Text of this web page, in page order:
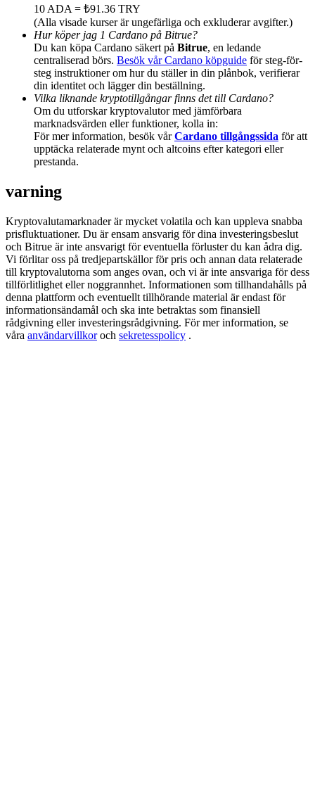
Share 500000 CASHCAT prize pool
Exclusive for BitMart Users
Register & Trade to Win 500,000 USDT
Precious Metals Trading Carnival
Trade Gold & Silver · 33,333 USDT Bonus
USDT New User Exclusive 10% APR
USDT Flexible Staking | Daily Rewards
New Listing Futures Fest
10 ADA = ₺91.36 TRY
(Alla visade kurser är ungefärliga och exkluderar avgifter.)
Hur köper jag 1 Cardano på Bitrue?
Du kan köpa Cardano säkert på Bitrue, en ledande
centraliserad börs. Besök vår Cardano köpguide för steg-för-
steg instruktioner om hur du ställer in din plånbok, verifierar
din identitet och lägger din beställning.
Vilka liknande kryptotillgångar finns det till Cardano?
Om du utforskar kryptovalutor med jämförbara
marknadsvärden eller funktioner, kolla in:
För mer information, besök vårCardano tillgångssida för att
upptäcka relaterade mynt och altcoins efter kategori eller
prestanda.
varning
Kryptovalutamarknader är mycket volatila och kan uppleva snabba
prisfluktuationer. Du är ensam ansvarig för dina investeringsbeslut
och Bitrue är inte ansvarigt för eventuella förluster du kan ådra dig.
Vi förlitar oss på tredjepartskällor för pris och annan data relaterade
till kryptovalutorna som anges ovan, och vi är inte ansvariga för dess
tillförlitlighet eller noggrannhet. Informationen som tillhandahålls på
denna plattform och eventuellt tillhörande material är endast för
informationsändamål och ska inte betraktas som finansiell
rådgivning eller investeringsrådgivning. För mer information, se
våra användarvillkoroch sekretesspolicy .